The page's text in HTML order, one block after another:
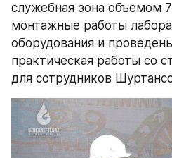
служебная зона объемом
монтажные работы
оборудования и
практическая работы со
для сотрудников